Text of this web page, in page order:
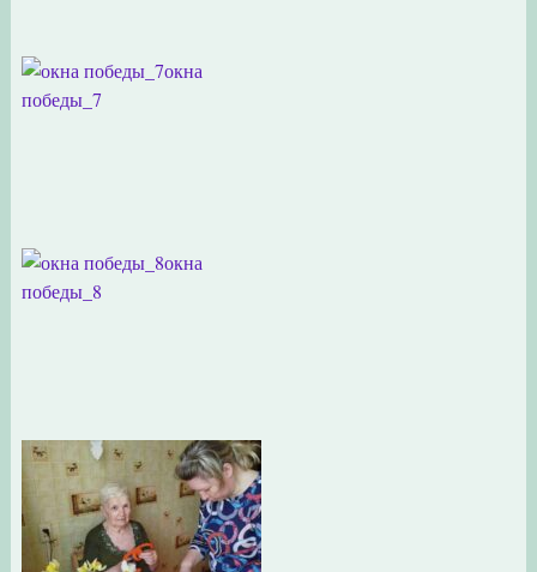
окна
победы_7
окна
победы_8